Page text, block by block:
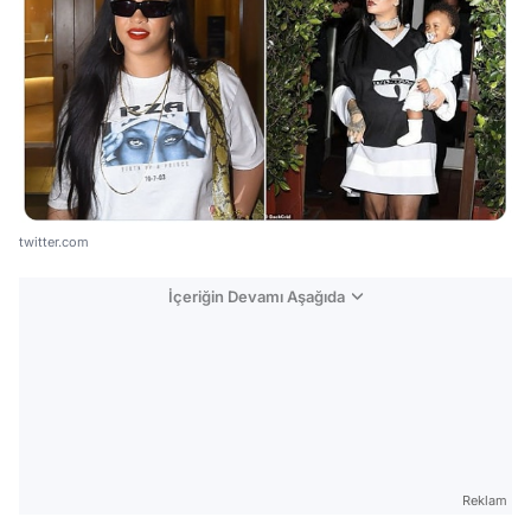
twitter.com
İçeriğin Devamı Aşağıda
Reklam